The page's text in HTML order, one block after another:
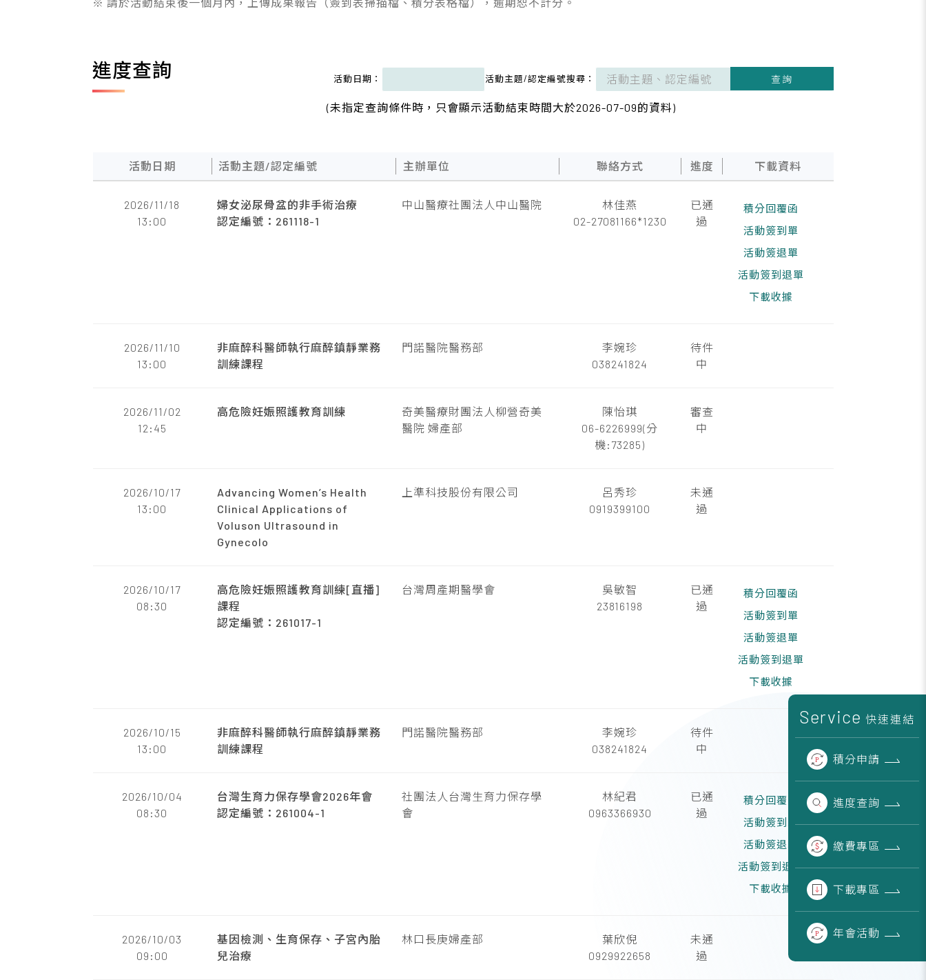
Service 快速連結
積分申請
進度查詢
繳費專區
下載專區
年會活動
進度查詢 活動日期： 活動主題/認定編號搜尋： 查詢
(未指定查詢條件時，只會顯示活動結束時間大於2026-07-09的資料)
活動日期 活動主題/認定編號 主辦單位 聯絡方式 進度 下載資料
2026/11/18
13:00
婦女泌尿骨盆的非手術治療
認定編號：261118-1
中山醫療社團法人中山醫院
林佳燕
02-27081166*1230
已通
過
積分回覆函
活動簽到單
活動簽退單
活動簽到退單
下載收據
2026/11/10
13:00
非麻醉科醫師執行麻醉鎮靜業務
訓練課程
門諾醫院醫務部
李婉珍
038241824
待件
中
2026/11/02
12:45
高危險妊娠照護教育訓練
奇美醫療財團法人柳營奇美
醫院 婦產部
陳怡琪
06-6226999(分
機:73285)
審查
中
2026/10/17
13:00
Advancing Women’s Health
Clinical Applications of
Voluson Ultrasound in
Gynecolo
上準科技股份有限公司
呂秀珍
0919399100
未通
過
2026/10/17
08:30
高危險妊娠照護教育訓練[直播]
課程
認定編號：261017-1
台灣周產期醫學會
吳敏智
23816198
已通
過
積分回覆函
活動簽到單
活動簽退單
活動簽到退單
下載收據
2026/10/15
13:00
非麻醉科醫師執行麻醉鎮靜業務
訓練課程
門諾醫院醫務部
李婉珍
038241824
待件
中
2026/10/04
08:30
台灣生育力保存學會2026年會
認定編號：261004-1
社團法人台灣生育力保存學
會
林紀君
0963366930
已通
過
積分回覆函
活動簽到單
活動簽退單
活動簽到退單
下載收據
2026/10/03
09:00
基因檢測、生育保存、子宮內胎
兒治療
林口長庚婦產部
葉欣倪
0929922658
未通
過